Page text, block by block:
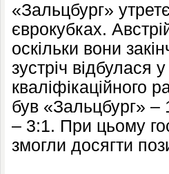
«Зальцбург»
єврокубках.
оскільки вони
зустріч відбулася
кваліфікаційного
був «Зальцбург» –
– 3:1. При цьому
змогли досягти